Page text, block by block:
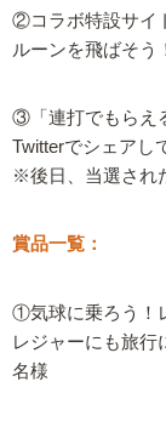
②コラボ特設サイ
ルーンを飛ばそう
③「連打でもらえ
Twitterでシェアし
※後日、当選され
賞品一覧：
①気球に乗ろう！
レジャーにも旅
名様